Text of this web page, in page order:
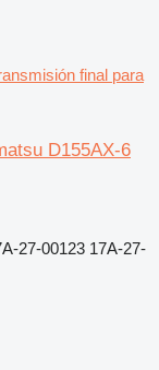
final para
D155AX-6
27-00123 17A-27-